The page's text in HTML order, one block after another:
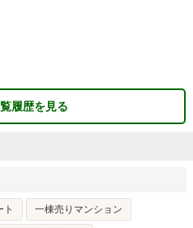
履歴を見る
ト 一棟売りマンション